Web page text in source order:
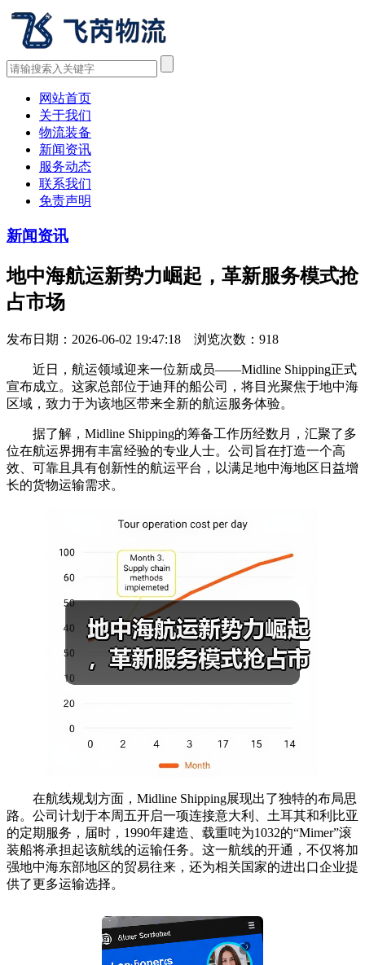
网站首页
关于我们
物流装备
新闻资讯
服务动态
联系我们
免责声明
新闻资讯
地中海航运新势力崛起，革新服务模式抢
占市场
发布日期：2026-06-02 19:47:18 浏览次数： 918
近日，航运领域迎来一位新成员——Midline Shipping正式
宣布成立。这家总部位于迪拜的船公司，将目光聚焦于地中海
区域，致力于为该地区带来全新的航运服务体验。
据了解，Midline Shipping的筹备工作历经数月，汇聚了多
位在航运界拥有丰富经验的专业人士。公司旨在打造一个高
效、可靠且具有创新性的航运平台，以满足地中海地区日益增
长的货物运输需求。
在航线规划方面，Midline Shipping展现出了独特的布局思
路。公司计划于本周五开启一项连接意大利、土耳其和利比亚
的定期服务，届时，1990年建造、载重吨为1032的“Mimer”滚
装船将承担起该航线的运输任务。这一航线的开通，不仅将加
强地中海东部地区的贸易往来，还为相关国家的进出口企业提
供了更多运输选择。